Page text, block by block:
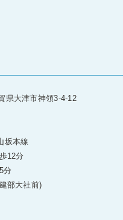
県大津市神領3-4-12
坂本線
12分
分
部大社前)